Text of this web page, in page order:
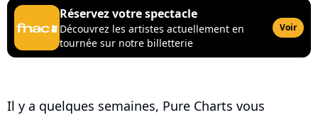
Réservez votre spectacle
Découvrez les artistes actuellement en
tournée sur notre billetterie
Voir
Il y a quelques semaines, Pure Charts vous